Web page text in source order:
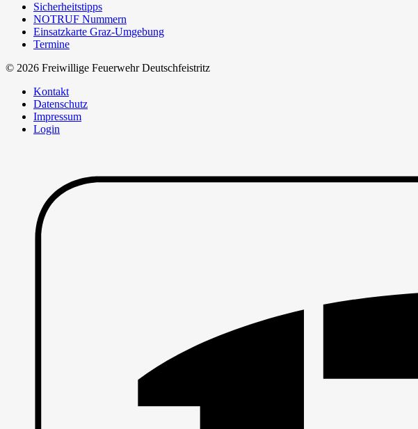
Sicherheitstipps
NOTRUF Nummern
Einsatzkarte Graz-Umgebung
Termine
© 2026 Freiwillige Feuerwehr Deutschfeistritz
Kontakt
Datenschutz
Impressum
Login